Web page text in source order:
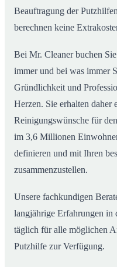
Beauftragung der
berechnen keine
Bei Mr. Cleaner buchen
immer und bei was immer
Gründlichkeit und
Herzen. Sie erhalten
Reinigungswünsche für
im 3,6 Millionen
definieren und mit Ihren
zusammenzustellen.
Unsere fachkundigen
langjährige Erfahrungen in
täglich für alle möglichen
Putzhilfe zur Verfügung.